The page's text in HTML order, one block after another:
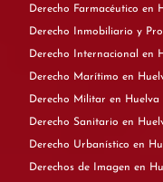
Derecho
Derecho
Derecho Marítimo en
Derecho Militar en Huelva
Derecho Sanitario en
Derecho
Derechos de